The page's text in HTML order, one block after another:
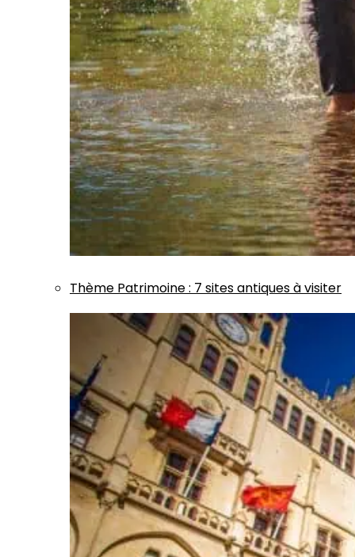
Thème Patrimoine: 7 sites antiques à visiter